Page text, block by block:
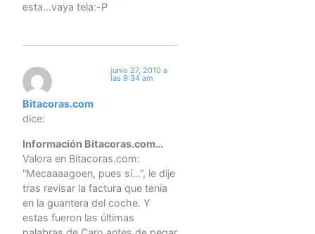
esta…vaya tela:-P
Bitacoras.com
dice:
junio 27, 2010 a
las 9:34 am
Información Bitacoras.com…
Valora en Bitacoras.com:
“Mecaaaagoen, pues sí…”, le dije
tras revisar la factura que tenía
en la guantera del coche. Y
estas fueron las últimas